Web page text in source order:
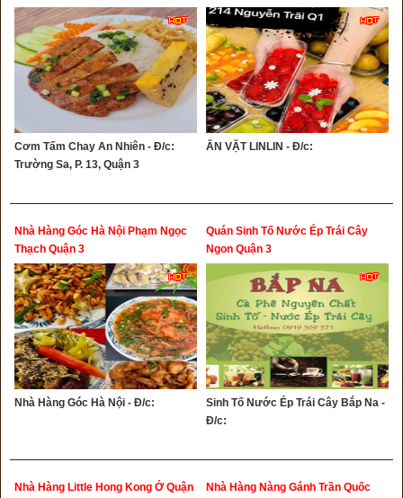
Cơm Tấm Chay An Nhiên - Đ/c:
Trường Sa, P. 13, Quận 3
ĂN VẶT LINLIN - Đ/c:
Nhà Hàng Góc Hà Nội Phạm Ngọc
Thạch Quận 3
Nhà Hàng Góc Hà Nội - Đ/c:
Quán Sinh Tố Nước Ép Trái Cây
Ngon Quận 3
Sinh Tố Nước Ép Trái Cây Bắp Na -
Đ/c:
Nhà Hàng Little Hong Kong Ở Quận Nhà Hàng Nàng Gánh Trần Quốc